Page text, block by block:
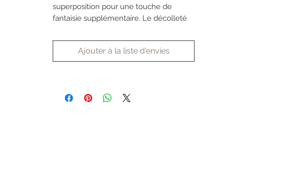
superposition pour une touche de
fantaisie supplémentaire. Le décolleté
de sensualité tandis que les baleines
intégrées accentuent le corsage, créant
une coupe parfaite sur toutes les
Elle s'adaptera parfaitement à votre
Ajouter à la liste d'envies